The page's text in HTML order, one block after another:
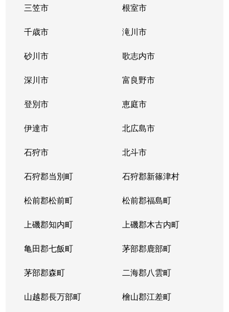
三笠市 根室市
千歳市 滝川市
砂川市 歌志内市
深川市 富良野市
登別市 恵庭市
伊達市 北広島市
石狩市 北斗市
石狩郡当別町 石狩郡新篠津村
松前郡松前町 松前郡福島町
上磯郡知内町 上磯郡木古内町
亀田郡七飯町 茅部郡鹿部町
茅部郡森町 二海郡八雲町
山越郡長万部町 檜山郡江差町